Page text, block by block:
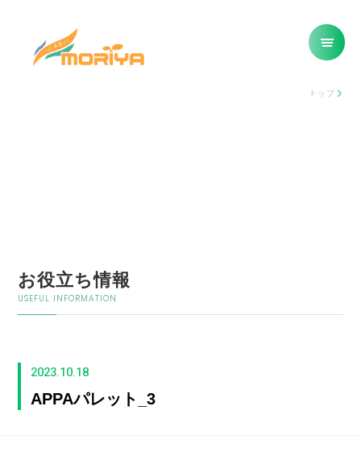
トップ
お役立ち情報
USEFUL INFORMATION
2023.10.18
APPAパレット_3